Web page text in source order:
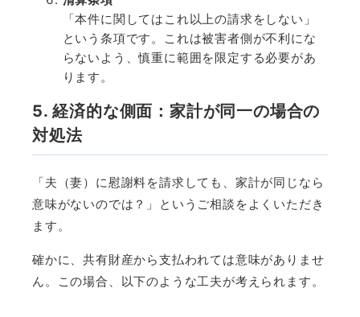
「本件に関してはこれ以上の請求をしない」
という条項です。これは被害者側が不利にな
らないよう、慎重に範囲を限定する必要があ
ります。
5. 経済的な側面：家計が同一の場合の
対処法
「夫（妻）に慰謝料を請求しても、家計が同じなら
意味がないのでは？」というご相談をよくいただき
ます。
確かに、共有財産から支払われては意味がありませ
ん。この場合、以下のような工夫が考えられます。